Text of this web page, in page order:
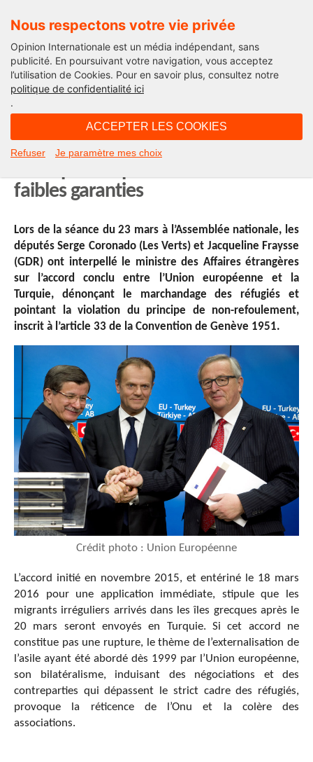
Nous respectons votre vie privée
Opinion Internationale est un média indépendant, sans
publicité. En poursuivant votre navigation, vous acceptez
l’utilisation de Cookies. Pour en savoir plus, consultez notre
politique de confidentialité ici
.
ACCEPTER LES COOKIES
Refuser Je paramètre mes choix
International
Union européenne-Turquie :
faibles garanties
Lors de la séance du 23 mars à l’Assemblée nationale, les
députés Serge Coronado (Les Verts) et Jacqueline Fraysse
(GDR) ont interpellé le ministre des Affaires étrangères
sur l’accord conclu entre l’Union européenne et la
Turquie, dénonçant le marchandage des réfugiés et
pointant la violation du principe de non-refoulement,
inscrit à l’article 33 de la Convention de Genève 1951.
Crédit photo : Union Européenne
L’accord initié en novembre 2015, et entériné le 18 mars
2016 pour une application immédiate, stipule que les
migrants irréguliers arrivés dans les îles grecques après le
20 mars seront envoyés en Turquie. Si cet accord ne
constitue pas une rupture, le thème de l’externalisation de
l’asile ayant été abordé dès 1999 par l’Union européenne,
son bilatéralisme, induisant des négociations et des
contreparties qui dépassent le strict cadre des réfugiés,
provoque la réticence de l’Onu et la colère des
associations.